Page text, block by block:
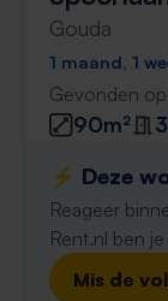
Gouda
1 maand, 1
Gevonden
90m²
⚡️ Deze
Reageer
Rent.nl ben
Mis de